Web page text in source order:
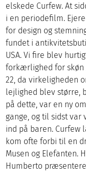
elskede Curfew. At
i en periodefilm.
for design og
fundet i
USA. Vi fire blev
forkærlighed for skøn
22, da virkeligheden
lejlighed blev større,
på dette, var en ny
gange, og til sidst var
ind på baren. Curfew
kom ofte forbi til en
Musen og Elefanten.
Humberto